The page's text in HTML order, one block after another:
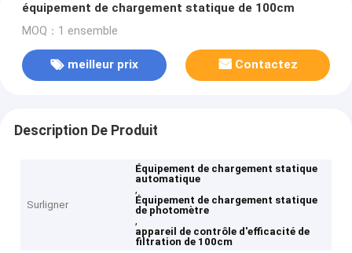
équipement de chargement statique de 100cm
MOQ：1 ensemble
meilleur prix Contactez
Description De Produit
Surligner
Équipement de chargement statique
automatique
,
Équipement de chargement statique
de photomètre
,
appareil de contrôle d'efficacité de
filtration de 100cm